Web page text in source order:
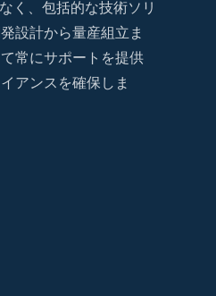
く、包括的な技術ソリ
設計から量産組立ま
常にサポートを提供
アンスを確保しま